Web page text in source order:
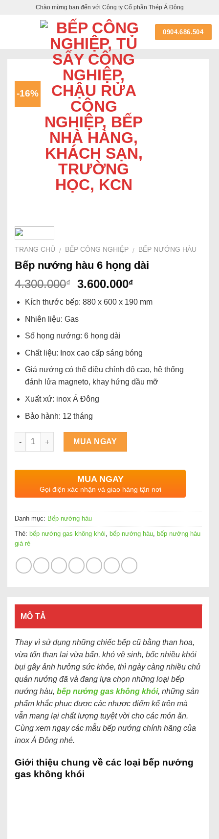
Chào mừng bạn đến với Công ty Cổ phần Thép Á Đông
0904.686.504
-16%
TRANG CHỦ / BẾP CÔNG NGHIỆP / BẾP NƯỚNG HÀU
Bếp nướng hàu 6 họng dài
4.300.000₫
Giá
là:
4.300.000₫.
3.600.000₫Giá
tại
Kích thước bếp: 880 x 600 x 190 mm
Nhiên liệu: Gas
Số họng nướng: 6 họng dài
Chất liệu: Inox cao cấp sáng bóng
Giá nướng có thể điều chỉnh độ cao, hệ thống
đánh lửa magneto, khay hứng dầu mỡ
Xuất xứ: inox Á Đông
Bảo hành: 12 tháng
Số lượng
MUA NGAY
MUA NGAY
Gọi điện xác nhận và giao hàng tận nơi
Danh mục: Bếp nướng hàu
Thẻ: bếp nướng gas không khói, bếp nướng hàu, bếp nướng hàu
giá rẻ
MÔ TẢ
Thay vì sử dụng những chiếc bếp cũ bằng than hoa,
vừa tốn than lại vừa bẩn, khó vệ sinh, bốc nhiều khói
bụi gây ảnh hưởng sức khỏe, thì ngày càng nhiều chủ
quán nướng đã và đang lựa chọn những loại bếp
nướng hàu, bếp nướng gas không khói, những sản
phẩm khắc phục được các nhược điểm kể trên mà
vẫn mang lại chất lượng tuyệt vời cho các món ăn.
Cùng xem ngay các mẫu bếp nướng chính hãng của
inox Á Đông nhé.
Giới thiệu chung về các loại bếp nướng
gas không khói